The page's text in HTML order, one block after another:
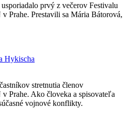
prvý z večerov Festivalu
Prahe. Prestavili sa Mária Bátorová,
Hykischa
stretnutia členov
v Prahe. Ako človeka a spisovateľa
vojnové konflikty.